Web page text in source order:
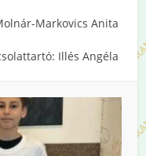
Markovics Anita
Illés Angéla